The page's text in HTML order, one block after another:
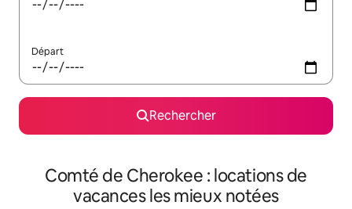
Départ
Rechercher
Comté de Cherokee : locations de
vacances les mieux notées